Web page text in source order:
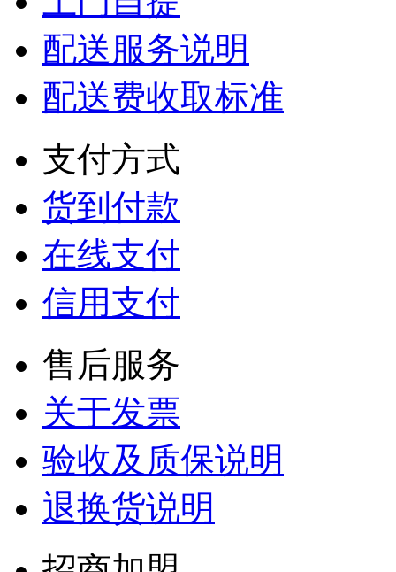
配送服务说明
配送费收取标准
支付方式
货到付款
在线支付
信用支付
售后服务
关于发票
验收及质保说明
退换货说明